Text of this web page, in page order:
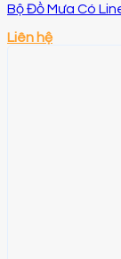
Bộ Đồ Mưa Có
Liên hệ